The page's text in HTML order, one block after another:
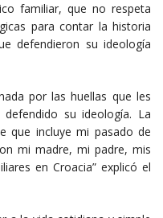
familiar, que no respeta
para contar la historia
defendieron su ideología
por las huellas que les
su ideología. La
que incluye mi pasado de
mi madre, mi padre, mis
en Croacia” explicó el